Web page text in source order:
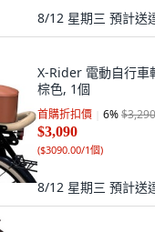
8/12 星期三 預計送
X-Rider 電動自行車
棕色, 1個
首購折扣價 6%$3,290
$3,090
($3090.00/1個)
8/12 星期三 預計送